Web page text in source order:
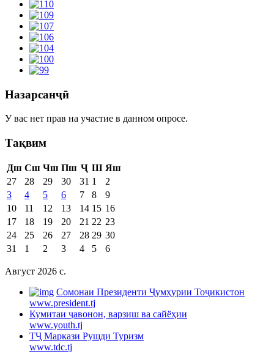
Назарсанҷӣ
У вас нет прав на участие в данном опросе.
Тақвим
Дш Сш Чш Пш Ҷ Ш Яш
27
28 29 30 31 1
2
3
4 5 6 7 8
9
10
11 12 13 14 15 16
17
18 19 20 21 22 23
24
25 26 27 28 29 30
31
1 2 3 4 5 6
Август 2026 c.
Cомонаи Президенти Ҷумҳурии Тоҷикистон
www.president.tj
Кумитаи ҷавонон, варзиш ва сайёҳии
www.youth.tj
ТҶ Маркази Рушди Туризм
www.tdc.tj